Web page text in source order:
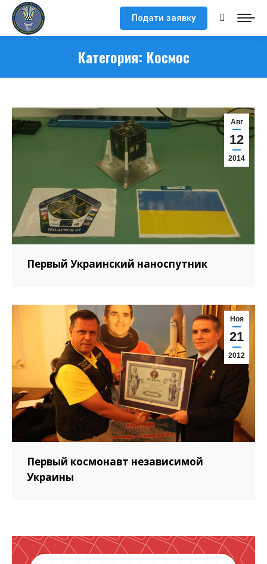
Подати заявку Поиск:
Категория: Космос
Авг
12
2014
Первый Украинский наноспутник
Ноя
21
2012
Первый космонавт независимой
Украины